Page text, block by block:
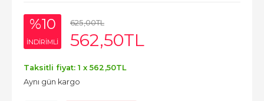
%10
INDIRIMLI
625,00TL
562,50TL
Taksitli fiyat: 1 x 562 ,50TL
Aynı gün kargo